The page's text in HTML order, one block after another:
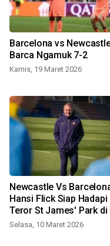
Barcelona vs
Barca Ngamuk 7-2
Kamis, 19 Maret 2026
Newcastle Vs
Hansi Flick Siap Hadapi
Teror St James' Park di
Champions!
Selasa, 10 Maret 2026